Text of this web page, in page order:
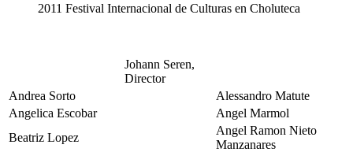
2011 Festival Internacional de Culturas en Choluteca
Johann Seren,
Director
Andrea Sorto
Alessandro Matute
Angelica Escobar
Angel Marmol
Beatriz Lopez
Angel Ramon Nieto
Manzanares